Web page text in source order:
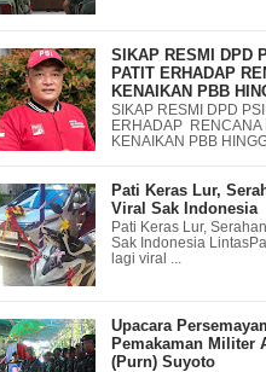
SIKAP RESMI DPD
PATIT ERHADAP
KENAIKAN PBB
SIKAP RESMI DPD
ERHADAP RENCANA
KENAIKAN PBB
Pati Keras Lur,
Viral Sak Indonesia
Pati Keras Lur,
Sak Indonesia
lagi viral ...
Upacara
Pemakaman Militer
(Purn) Suyoto